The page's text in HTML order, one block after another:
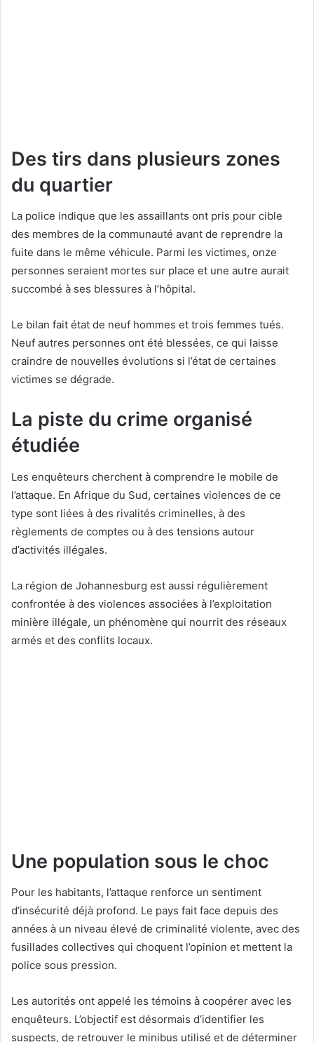
Des tirs dans plusieurs zones
du quartier
La police indique que les assaillants ont pris pour cible
des membres de la communauté avant de reprendre la
fuite dans le même véhicule. Parmi les victimes, onze
personnes seraient mortes sur place et une autre aurait
succombé à ses blessures à l’hôpital.
Le bilan fait état de neuf hommes et trois femmes tués.
Neuf autres personnes ont été blessées, ce qui laisse
craindre de nouvelles évolutions si l’état de certaines
victimes se dégrade.
La piste du crime organisé
étudiée
Les enquêteurs cherchent à comprendre le mobile de
l’attaque. En Afrique du Sud, certaines violences de ce
type sont liées à des rivalités criminelles, à des
règlements de comptes ou à des tensions autour
d’activités illégales.
La région de Johannesburg est aussi régulièrement
confrontée à des violences associées à l’exploitation
minière illégale, un phénomène qui nourrit des réseaux
armés et des conflits locaux.
Une population sous le choc
Pour les habitants, l’attaque renforce un sentiment
d’insécurité déjà profond. Le pays fait face depuis des
années à un niveau élevé de criminalité violente, avec des
fusillades collectives qui choquent l’opinion et mettent la
police sous pression.
Les autorités ont appelé les témoins à coopérer avec les
enquêteurs. L’objectif est désormais d’identifier les
suspects, de retrouver le minibus utilisé et de déterminer